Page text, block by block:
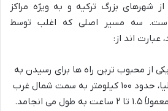
شهرهای بزرگ ترکیه و به ویژه مراکز
است. سه مسیر اصلی که اغلب توسط
عبارت اند از:
از محبوب ترین راه ها برای رسیدن به
دریاچه است. از آنتالیا، حدود ۱۰۰ کیلومتر به سمت شمال غرب
باید رانندگی کرد که معمولاً ۱.۵ تا ۲ ساعت به طول می انجامد.